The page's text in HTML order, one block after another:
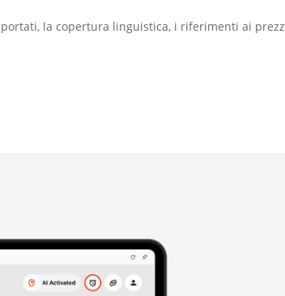
la copertura linguistica, i riferimenti ai